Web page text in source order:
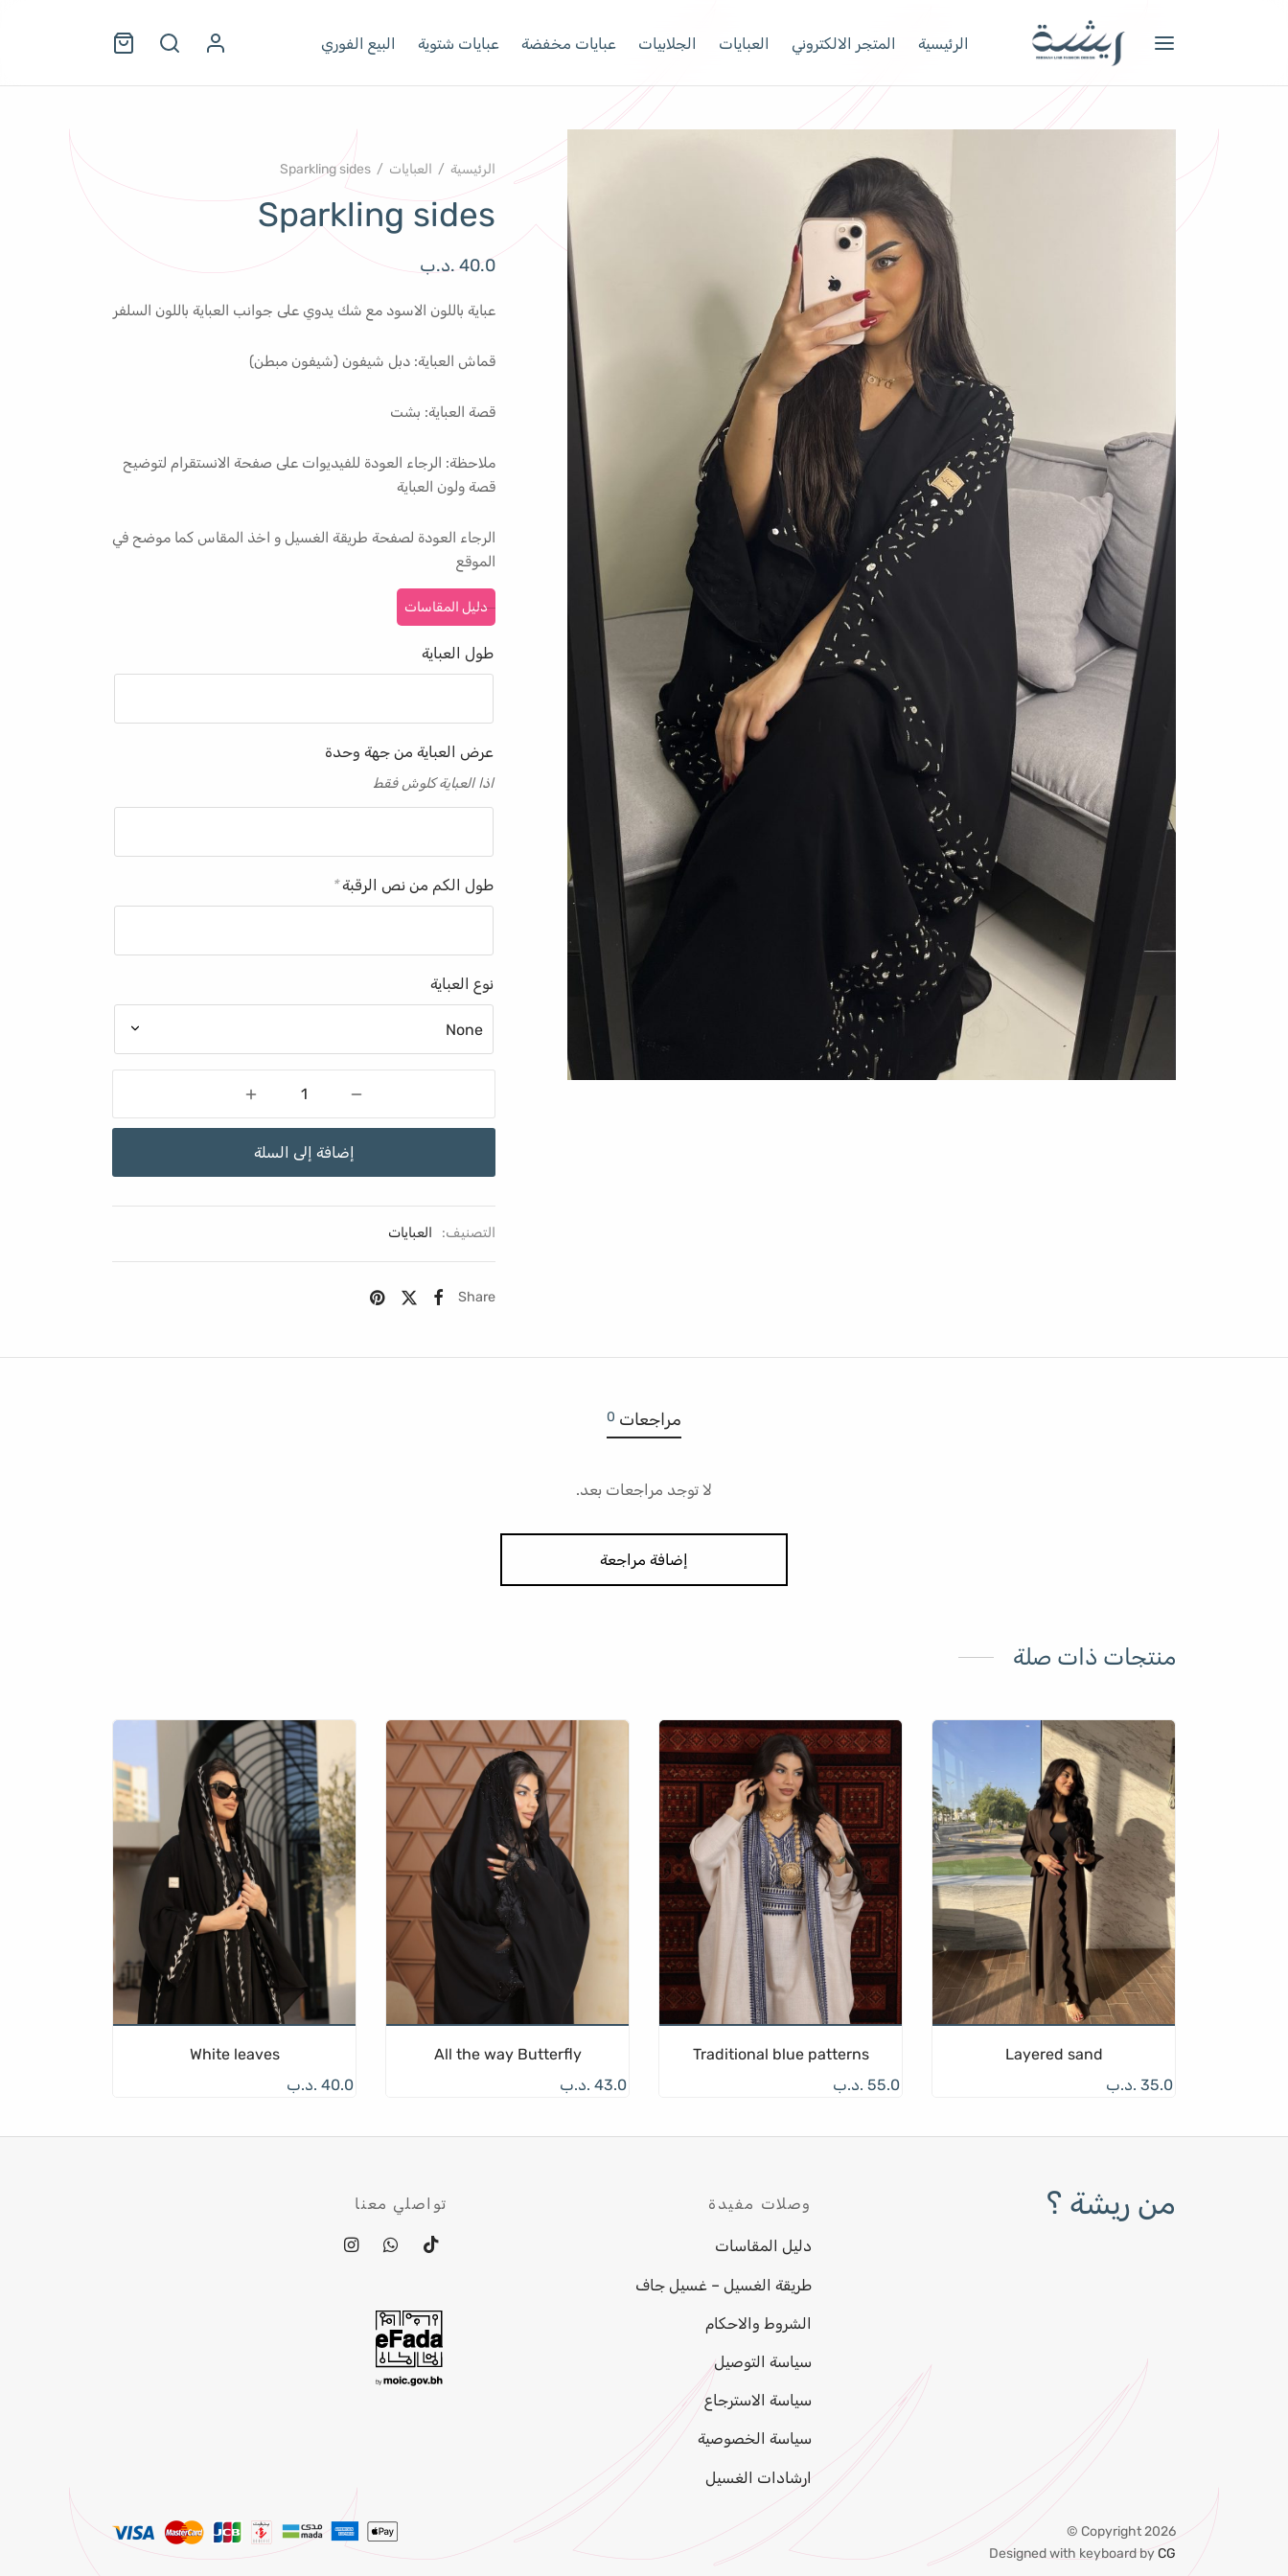
الرئيسية المتجر الالكتروني العبايات الجلابيات عبايات مخفضة عبايات شتوية البيع الفوري
الرئيسية / العبايات /
Sparkling sides
40.0 .د.ب
عباية باللون الاسود مع شك يدوي على جوانب العباية باللون السلفر
قماش العباية: دبل شيفون (شيفون مبطن)
قصة العباية: بشت
ملاحظة: الرجاء العودة للفيديوات على صفحة الانستقرام لتوضيح
قصة ولون العباية
الرجاء العودة لصفحة طريقة الغسيل و اخذ المقاس كما موضح في
الموقع
دليل المقاسات
طول العباية
عرض العباية من جهة وحدة
اذا العباية كلوش فقط
طول الكم من نص الرقبة*
نوع العباية
إضافة إلى السلة
التصنيف: العبايات
Share
مراجعات 0
لا توجد مراجعات بعد.
إضافة مراجعة
منتجات ذات صلة
Layered sand
35.0 .د.ب
Traditional blue patterns
55.0 .د.ب
All the way Butterfly
43.0 .د.ب
White leaves
40.0 .د.ب
من ريشة ؟ وصلات مفيدة
دليل المقاسات
طريقة الغسيل – غسيل جاف
الشروط والاحكام
سياسة التوصيل
سياسة الاسترجاع
سياسة الخصوصية
ارشادات الغسيل
تواصلي معنا
Copyright 2026 ©
Designed with keyboard byCG